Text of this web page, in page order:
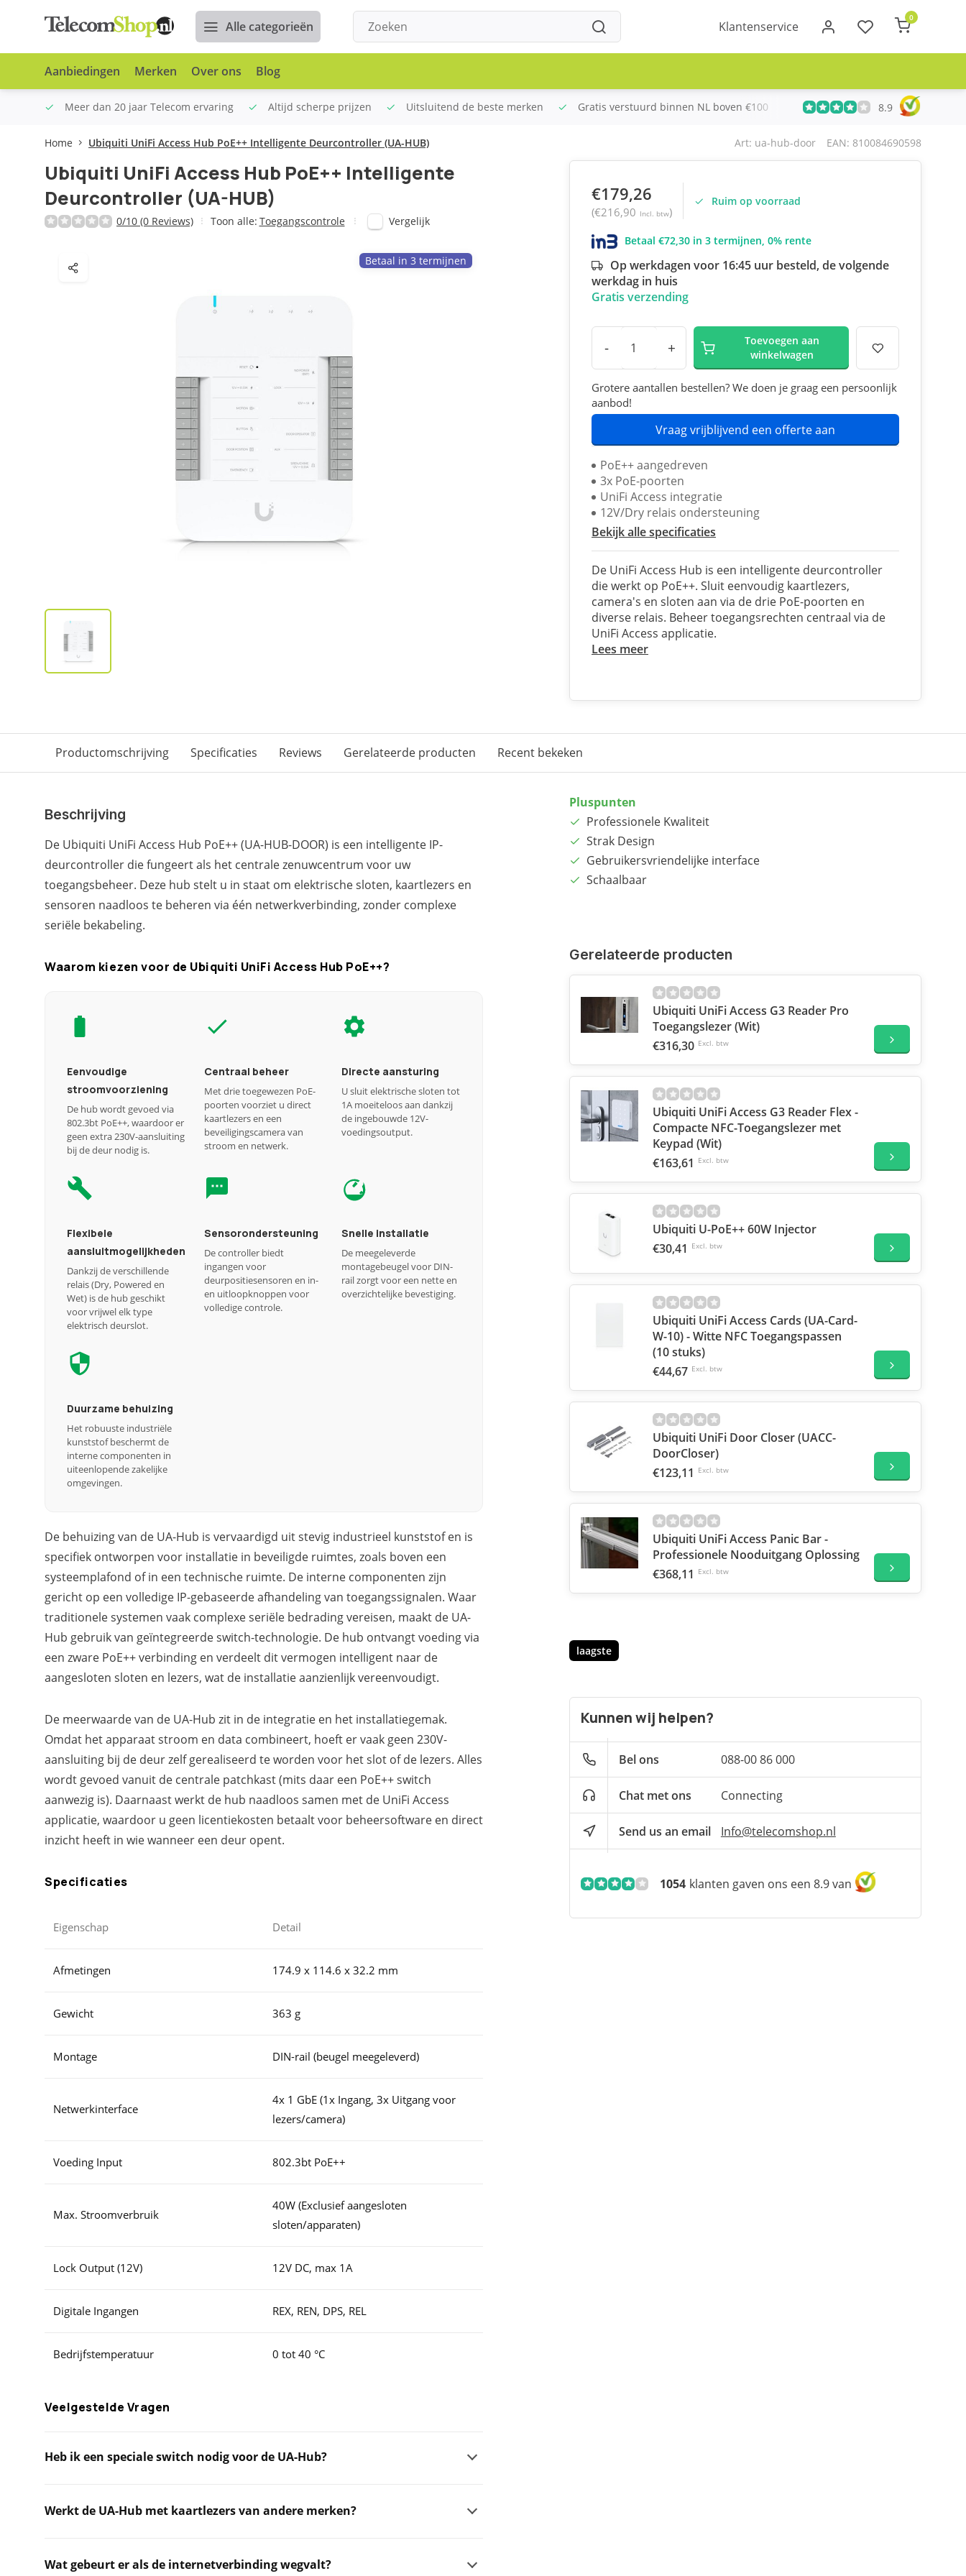
Alle categorieën Klantenservice
0
Aanbiedingen Merken Over ons Blog
Meer dan 20 jaar Telecom ervaring Altijd scherpe prijzen Uitsluitend de beste merken Gratis verstuurd binnen NL boven €100 Meer dan 20 jaar Telecom
8.9
Home Ubiquiti UniFi Access Hub PoE++ Intelligente Deurcontroller (UA-HUB) Art: ua-hub-door EAN: 810084690598
Ubiquiti UniFi Access Hub PoE++ Intelligente
Deurcontroller (UA-HUB)
0/10 (0 Reviews) Toon alle: Toegangscontrole Vergelijk
Betaal in 3 termijnen
€179,26
(€216,90 Incl. btw)
Ruim op voorraad
Betaal €72,30 in 3 termijnen, 0% rente
Op werkdagen voor 16:45 uur besteld, de volgende
werkdag in huis
Gratis verzending
- +
Toevoegen aan
winkelwagen
Grotere aantallen bestellen? We doen je graag een persoonlijk
aanbod!
Vraag vrijblijvend een offerte aan
PoE++ aangedreven
3x PoE-poorten
UniFi Access integratie
12V/Dry relais ondersteuning
Bekijk alle specificaties
De UniFi Access Hub is een intelligente deurcontroller
die werkt op PoE++. Sluit eenvoudig kaartlezers,
camera's en sloten aan via de drie PoE-poorten en
diverse relais. Beheer toegangsrechten centraal via de
UniFi Access applicatie.
Lees meer
Productomschrijving Specificaties Reviews Gerelateerde producten Recent bekeken
Beschrijving
De Ubiquiti UniFi Access Hub PoE++ (UA-HUB-DOOR) is een intelligente IP-
deurcontroller die fungeert als het centrale zenuwcentrum voor uw
toegangsbeheer. Deze hub stelt u in staat om elektrische sloten, kaartlezers en
sensoren naadloos te beheren via één netwerkverbinding, zonder complexe
seriële bekabeling.
Waarom kiezen voor de Ubiquiti UniFi Access Hub PoE++?
Eenvoudige
stroomvoorziening
De hub wordt gevoed via
802.3bt PoE++, waardoor er
geen extra 230V-aansluiting
bij de deur nodig is.
Centraal beheer
Met drie toegewezen PoE-
poorten voorziet u direct
kaartlezers en een
beveiligingscamera van
stroom en netwerk.
Directe aansturing
U sluit elektrische sloten tot
1A moeiteloos aan dankzij
de ingebouwde 12V-
voedingsoutput.
Flexibele
aansluitmogelijkheden
Dankzij de verschillende
relais (Dry, Powered en
Wet) is de hub geschikt
voor vrijwel elk type
elektrisch deurslot.
Sensorondersteuning
De controller biedt
ingangen voor
deurpositiesensoren en in-
en uitloopknoppen voor
volledige controle.
Snelle installatie
De meegeleverde
montagebeugel voor DIN-
rail zorgt voor een nette en
overzichtelijke bevestiging.
Duurzame behuizing
Het robuuste industriële
kunststof beschermt de
interne componenten in
uiteenlopende zakelijke
omgevingen.
De behuizing van de UA-Hub is vervaardigd uit stevig industrieel kunststof en is
specifiek ontworpen voor installatie in beveiligde ruimtes, zoals boven een
systeemplafond of in een technische ruimte. De interne componenten zijn
gericht op een volledige IP-gebaseerde afhandeling van toegangssignalen. Waar
traditionele systemen vaak complexe seriële bedrading vereisen, maakt de UA-
Hub gebruik van geïntegreerde switch-technologie. De hub ontvangt voeding via
een zware PoE++ verbinding en verdeelt dit vermogen intelligent naar de
aangesloten sloten en lezers, wat de installatie aanzienlijk vereenvoudigt.
De meerwaarde van de UA-Hub zit in de integratie en het installatiegemak.
Omdat het apparaat stroom en data combineert, hoeft er vaak geen 230V-
aansluiting bij de deur zelf gerealiseerd te worden voor het slot of de lezers. Alles
wordt gevoed vanuit de centrale patchkast (mits daar een PoE++ switch
aanwezig is). Daarnaast werkt de hub naadloos samen met de UniFi Access
applicatie, waardoor u geen licentiekosten betaalt voor beheersoftware en direct
inzicht heeft in wie wanneer een deur opent.
Specificaties
Eigenschap Detail
Afmetingen 174.9 x 114.6 x 32.2 mm
Gewicht 363 g
Montage DIN-rail (beugel meegeleverd)
Netwerkinterface
4x 1 GbE (1x Ingang, 3x Uitgang voor
lezers/camera)
Voeding Input 802.3bt PoE++
Max. Stroomverbruik
40W (Exclusief aangesloten
sloten/apparaten)
Lock Output (12V) 12V DC, max 1A
Digitale Ingangen REX, REN, DPS, REL
Bedrijfstemperatuur 0 tot 40 °C
Veelgestelde Vragen
Heb ik een speciale switch nodig voor de UA-Hub?
Werkt de UA-Hub met kaartlezers van andere merken?
Wat gebeurt er als de internetverbinding wegvalt?
Pluspunten
Professionele Kwaliteit
Strak Design
Gebruikersvriendelijke interface
Schaalbaar
Gerelateerde producten
Ubiquiti UniFi Access G3 Reader Pro
Toegangslezer (Wit)
€316,30 Excl. btw
Ubiquiti UniFi Access G3 Reader Flex -
Compacte NFC-Toegangslezer met
Keypad (Wit)
€163,61
Excl. btw
Ubiquiti U-PoE++ 60W Injector
€30,41
Excl. btw
Ubiquiti UniFi Access Cards (UA-Card-
W-10) - Witte NFC Toegangspassen
(10 stuks)
€44,67 Excl. btw
Ubiquiti UniFi Door Closer (UACC-
DoorCloser)
€123,11
Excl. btw
Ubiquiti UniFi Access Panic Bar -
Professionele Nooduitgang Oplossing
€368,11
Excl. btw
laagste
Kunnen wij helpen?
Bel ons 088-00 86 000
Chat met ons Connecting
Send us an email Info@telecomshop.nl
1054 klanten gaven ons een 8.9 van